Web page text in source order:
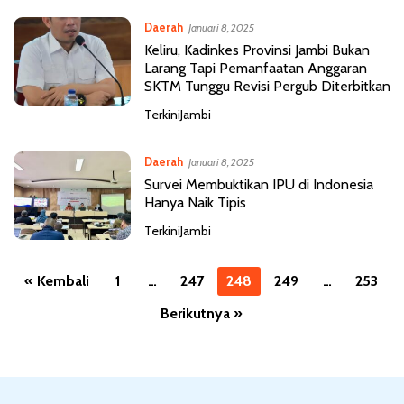
Daerah Januari 8, 2025
Keliru, Kadinkes Provinsi Jambi Bukan
Larang Tapi Pemanfaatan Anggaran
SKTM Tunggu Revisi Pergub Diterbitkan
TerkiniJambi
Daerah Januari 8, 2025
Survei Membuktikan IPU di Indonesia
Hanya Naik Tipis
TerkiniJambi
n
« Kembali 1 … 247 248 249 …
253
Berikutnya »